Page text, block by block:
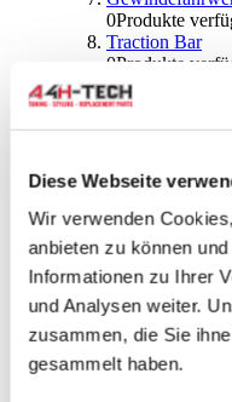
Diese Webseite
Wir verwenden
anbieten zu können
Informationen zu Ihrer
und Analysen weiter.
zusammen, die Sie
gesammelt haben.
0Produkte
Traction Bar
0Produkte
Stabilisator &
0Produkte
Kugeln &
Radlagern &
0Produkte
Räder und
0Produkte
0
0